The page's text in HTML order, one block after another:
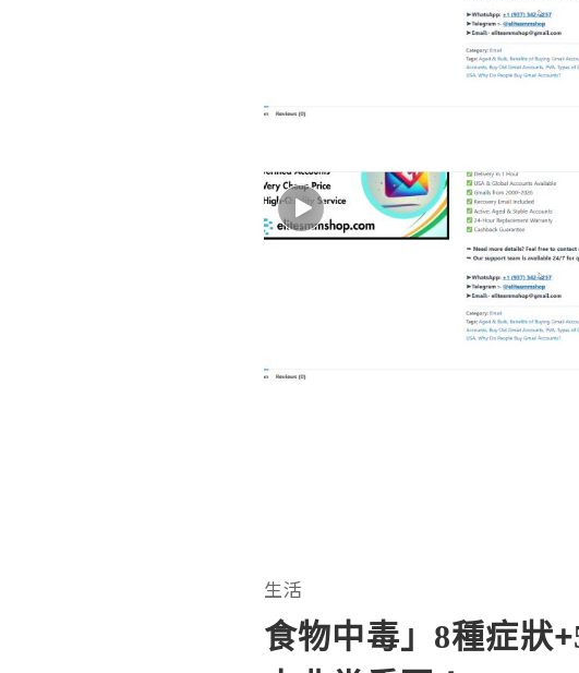
生活
食物中毒」8種症狀